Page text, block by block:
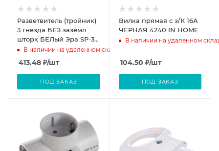
Разветвитель (тройник)
3 гнезда БЕЗ заземл
шторк БЕЛый Эра SP-3-
WВ наличии на удаленном складе
413.48 ₽/шт
ПОД ЗАКАЗ
Вилка прямая с з/К 16А
ЧЕРНАЯ 4240 IN HOME
В наличии на удаленном
104.50 ₽/шт
ПОД ЗАКАЗ